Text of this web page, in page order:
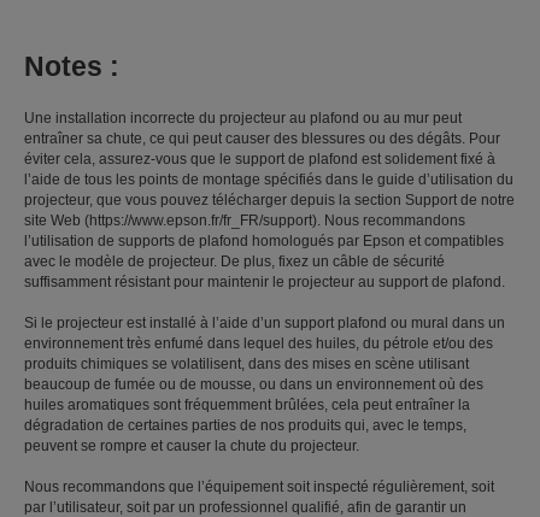
Notes :
Une installation incorrecte du projecteur au plafond ou au mur peut
entraîner sa chute, ce qui peut causer des blessures ou des dégâts. Pour
éviter cela, assurez-vous que le support de plafond est solidement fixé à
l’aide de tous les points de montage spécifiés dans le guide d’utilisation du
projecteur, que vous pouvez télécharger depuis la section Support de notre
site Web (https://www.epson.fr/fr_FR/support). Nous recommandons
l’utilisation de supports de plafond homologués par Epson et compatibles
avec le modèle de projecteur. De plus, fixez un câble de sécurité
suffisamment résistant pour maintenir le projecteur au support de plafond.
Si le projecteur est installé à l’aide d’un support plafond ou mural dans un
environnement très enfumé dans lequel des huiles, du pétrole et/ou des
produits chimiques se volatilisent, dans des mises en scène utilisant
beaucoup de fumée ou de mousse, ou dans un environnement où des
huiles aromatiques sont fréquemment brûlées, cela peut entraîner la
dégradation de certaines parties de nos produits qui, avec le temps,
peuvent se rompre et causer la chute du projecteur.
Nous recommandons que l’équipement soit inspecté régulièrement, soit
par l’utilisateur, soit par un professionnel qualifié, afin de garantir un